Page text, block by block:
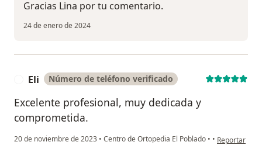
Gracias Lina por tu comentario.
24 de enero de 2024
Eli Número de teléfono verificado
Excelente profesional, muy dedicada y
comprometida.
20 de noviembre de 2023 • Centro de Ortopedia El Poblado • • en opinión
Reportar